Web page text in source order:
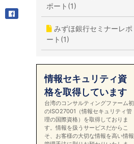
ポート(1)
みずほ銀行セミナーレポ
ート(1)
情報セキュリティ資
格を取得しています
台湾のコンサルティングファーム初
のISO27001（情報セキュリティ管
理の国際資格）を取得しておりま
す。情報を扱うサービスだからこ
そ、お客様の大切な情報を高い情報